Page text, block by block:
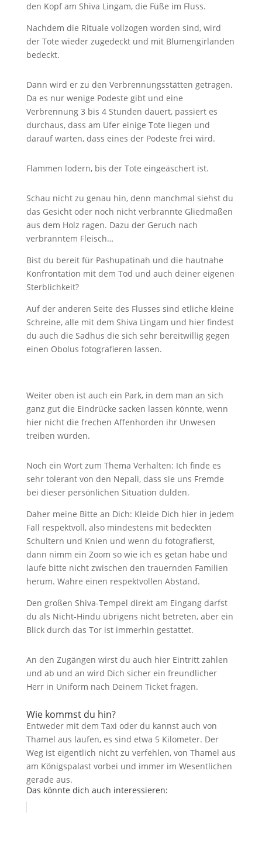
den Kopf am Shiva Lingam, die Füße im Fluss.
Nachdem die Rituale vollzogen worden sind, wird
der Tote wieder zugedeckt und mit Blumengirlanden
bedeckt.
Dann wird er zu den Verbrennungsstätten getragen.
Da es nur wenige Podeste gibt und eine
Verbrennung 3 bis 4 Stunden dauert, passiert es
durchaus, dass am Ufer einige Tote liegen und
darauf warten, dass eines der Podeste frei wird.
Flammen lodern, bis der Tote eingeäschert ist.
Schau nicht zu genau hin, denn manchmal siehst du
das Gesicht oder noch nicht verbrannte Gliedmaßen
aus dem Holz ragen. Dazu der Geruch nach
verbranntem Fleisch…
Bist du bereit für Pashupatinah und die hautnahe
Konfrontation mit dem Tod und auch deiner eigenen
Sterblichkeit?
Auf der anderen Seite des Flusses sind etliche kleine
Schreine, alle mit dem Shiva Lingam und hier findest
du auch die Sadhus die sich sehr bereitwillig gegen
einen Obolus fotografieren lassen.
Weiter oben ist auch ein Park, in dem man an sich
ganz gut die Eindrücke sacken lassen könnte, wenn
hier nicht die frechen Affenhorden ihr Unwesen
treiben würden.
Noch ein Wort zum Thema Verhalten: Ich finde es
sehr tolerant von den Nepali, dass sie uns Fremde
bei dieser persönlichen Situation dulden.
Daher meine Bitte an Dich: Kleide Dich hier in jedem
Fall respektvoll, also mindestens mit bedeckten
Schultern und Knien und wenn du fotografierst,
dann nimm ein Zoom so wie ich es getan habe und
laufe bitte nicht zwischen den trauernden Familien
herum. Wahre einen respektvollen Abstand.
Den großen Shiva-Tempel direkt am Eingang darfst
du als Nicht-Hindu übrigens nicht betreten, aber ein
Blick durch das Tor ist immerhin gestattet.
An den Zugängen wirst du auch hier Eintritt zahlen
und ab und an wird Dich sicher ein freundlicher
Herr in Uniform nach Deinem Ticket fragen.
Wie kommst du hin?
Entweder mit dem Taxi oder du kannst auch von
Thamel aus laufen, es sind etwa 5 Kilometer. Der
Weg ist eigentlich nicht zu verfehlen, von Thamel aus
am Königspalast vorbei und immer im Wesentlichen
gerade aus.
Das könnte dich auch interessieren: